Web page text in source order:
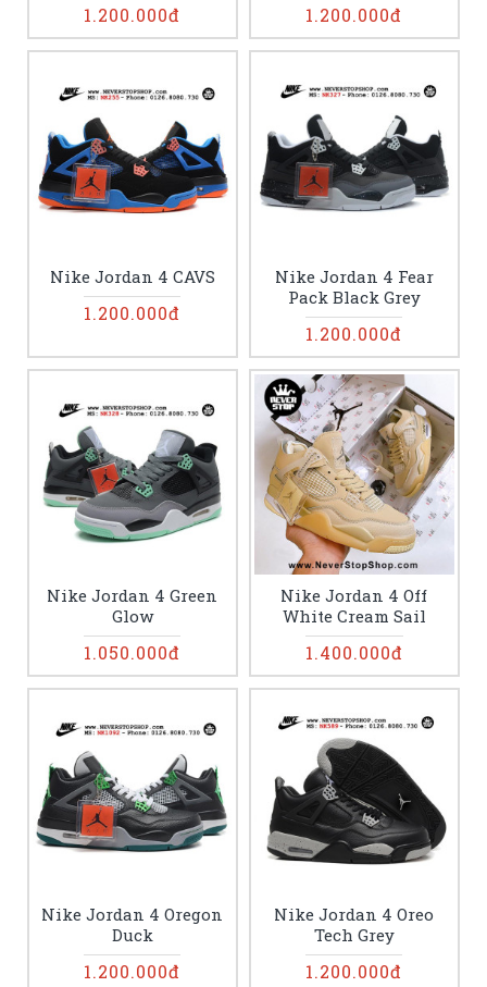
1.200.000đ 1.200.000đ
Nike Jordan 4 CAVS
1.200.000đ
Nike Jordan 4 Fear
Pack Black Grey
1.200.000đ
Nike Jordan 4 Green
Glow
1.050.000đ
Nike Jordan 4 Off
White Cream Sail
1.400.000đ
Nike Jordan 4 Oregon
Duck
1.200.000đ
Nike Jordan 4 Oreo
Tech Grey
1.200.000đ